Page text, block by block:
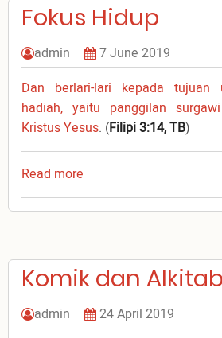
Fokus Hidup
admin
7 June 2019
Dan berlari-lari kepada tujuan
hadiah, yaitu panggilan
Kristus Yesus. (Filipi 3:14, TB)
Read more
Fokus
Hidup
Komik dan Alkitab
admin
24 April 2019